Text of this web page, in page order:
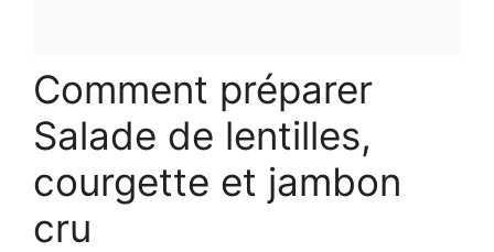
Comment préparer
Salade de lentilles,
courgette et jambon
cru